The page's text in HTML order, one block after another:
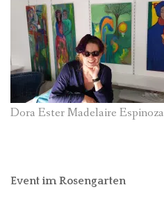
Dora Ester Madelaire Espinoza
Event im Rosengarten